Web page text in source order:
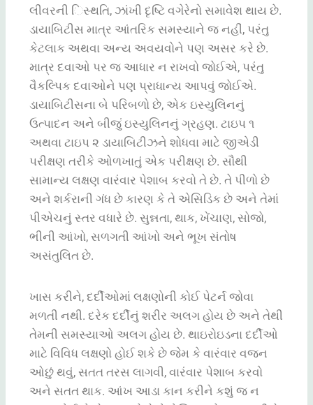
લીવરની િસ્થતિ, ઝાંખી દૃષ્ટિ વગેરેનો સમાવેશ થાય છે.
ડાયાબિટીસ માત્ર આંતરિક સમસ્યાને જ નહીં, પરંતુ
કેટલાક અથવા અન્ય અવયવોને પણ અસર કરે છે.
માત્ર દવાઓ પર જ આધાર ન રાખવો જોઈએ, પરંતુ
વૈકલ્પિક દવાઓને પણ પ્રાધાન્ય આપવું જોઈએ.
ડાયાબિટીસના બે પરિબળો છે, એક ઇસ્યુલિનનું
ઉત્પાદન અને બીજું ઇસ્યુલિનનું ગ્રહણ. ટાઇપ ૧
અથવા ટાઇપ ૨ ડાયાબિટીઝને શોધવા માટે જીએડી
પરીક્ષણ તરીકે ઓળખાતું એક પરીક્ષણ છે. સૌથી
સામાન્ય લક્ષણ વારંવાર પેશાબ કરવો તે છે. તે પીળો છે
અને શર્કરાની ગંધ છે કારણ કે તે એસિડિક છે અને તેમાં
પીએચનું સ્તર વધારે છે. સુન્નતા, થાક, ખેંચાણ, સોજો,
ભીની આંખો, સળગતી આંખો અને ભૂખ સંતોષ
અસંતુલિત છે.
ખાસ કરીને, દર્દીઓમાં લક્ષણોની કોઈ પેટર્ન જોવા
મળતી નથી. દરેક દર્દીનું શરીર અલગ હોય છે અને તેથી
તેમની સમસ્યાઓ અલગ હોય છે. થાઇરોઇડના દર્દીઓ
માટે વિવિધ લક્ષણો હોઈ શકે છે જેમ કે વારંવાર વજન
ઓછું થવું, સતત તરસ લાગવી, વારંવાર પેશાબ કરવો
અને સતત થાક. આંખ આડા કાન કરીને કશું જ ન